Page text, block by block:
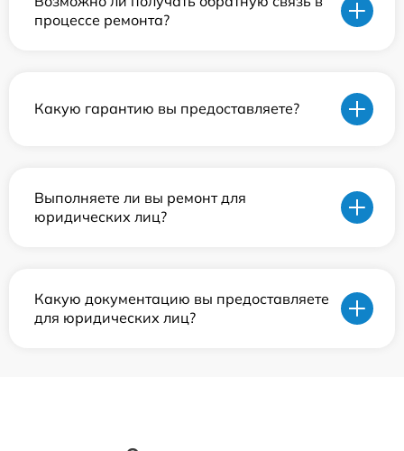
процессе ремонта?
Какую гарантию вы предоставляете?
Выполняете ли вы ремонт для
юридических лиц?
Какую документацию вы предоставляете
для юридических лиц?